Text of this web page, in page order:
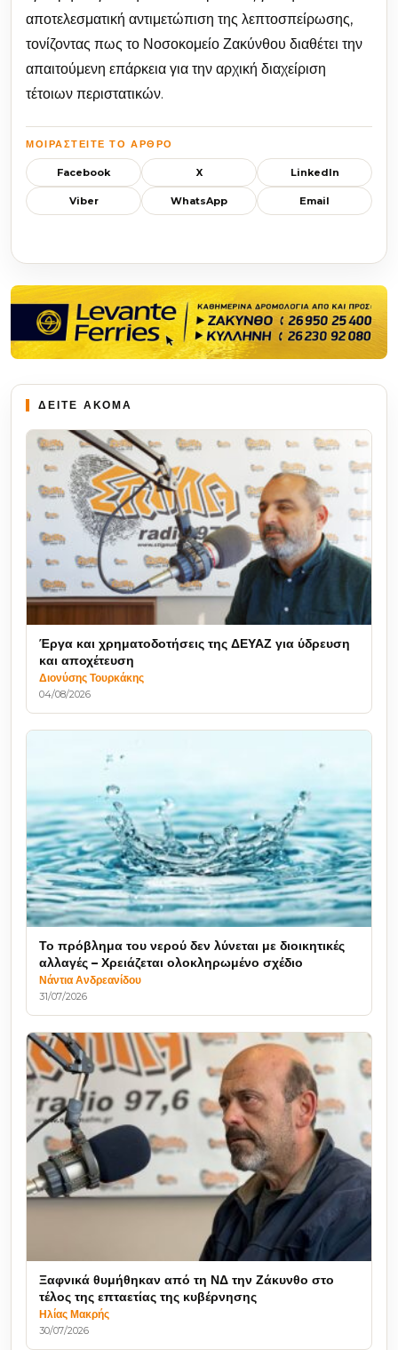
αποτελεσματική αντιμετώπιση της λεπτοσπείρωσης,
τονίζοντας πως το Νοσοκομείο Ζακύνθου διαθέτει την
απαιτούμενη επάρκεια για την αρχική διαχείριση
τέτοιων περιστατικών.
ΜΟΙΡΑΣΤΕΊΤΕ ΤΟ ΆΡΘΡΟ
Facebook X LinkedIn
Viber WhatsApp Email
ΔΕΙΤΕ ΑΚΟΜΑ
Έργα και χρηματοδοτήσεις της ΔΕΥΑΖ για ύδρευση
και αποχέτευση
Διονύσης Τουρκάκης
04/08/2026
Το πρόβλημα του νερού δεν λύνεται με διοικητικές
αλλαγές – Χρειάζεται ολοκληρωμένο σχέδιο
Νάντια Ανδρεανίδου
31/07/2026
Ξαφνικά θυμήθηκαν από τη ΝΔ την Ζάκυνθο στο
τέλος της επταετίας της κυβέρνησης
Ηλίας Μακρής
30/07/2026